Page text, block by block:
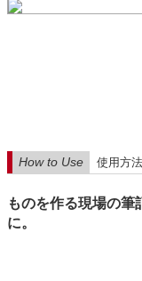
How to Use 使用方法
ものを作る現場の筆
に。